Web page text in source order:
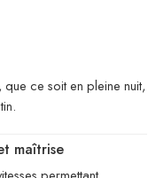
ce soit en pleine nuit,
maîtrise